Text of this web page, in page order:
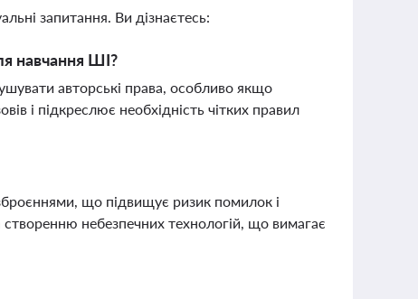
запитання. Ви дізнаєтесь:
навчання ШІ?
авторські права, особливо якщо
і підкреслює необхідність чітких правил
що підвищує ризик помилок і
створенню небезпечних технологій, що вимагає